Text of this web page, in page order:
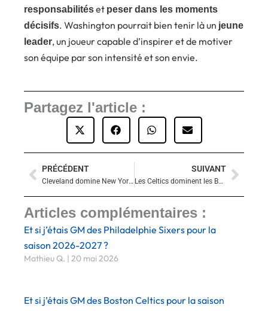
responsabilitéset peser dans les moments
décisifs. Washington pourrait bien tenir là un jeune
leader, un joueur capable d’inspirer et de motiver
son équipe par son intensité et son envie.
Partagez l'article :
Précédent
PRÉCÉDENT
Cleveland domine New York avec un Darius Garland clutch et reste invaincu
SUIVANT
Les Celtics dominent les Bucks : victoire 119-108, Pritchard en mode feu !
Articles complémentaires :
Et si j’étais GM des Philadelphie Sixers pour la
saison 2026-2027 ?
Mathieu Q. 20 mai 2026
Et si j’étais GM des Boston Celtics pour la saison